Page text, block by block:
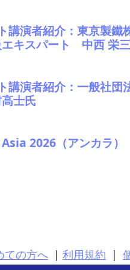
講演者紹介：東京製
キスパート 中西 栄
講演者紹介：一般社
士氏
2026（アンカラ）
ての方へ | 利用規約 |